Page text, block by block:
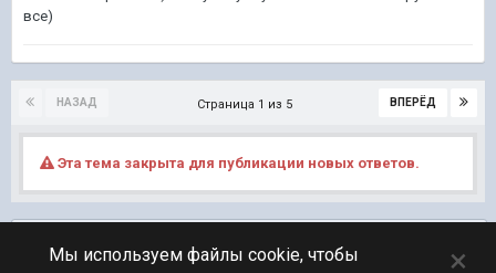
все)
НАЗАД ВПЕРЁД
Страница 1 из 5
Эта тема закрыта для публикации новых ответов.
Мы используем файлы cookie, чтобы
×